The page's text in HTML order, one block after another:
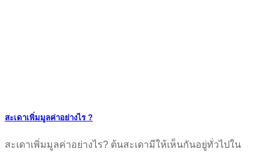
สะเดาเพิ่มมูลค่าอย่างไร ?
สะเดาเพิ่มมูลค่าอย่างไร? ต้นสะเดามีให้เห็นกันอยู่ทั่วไปใน